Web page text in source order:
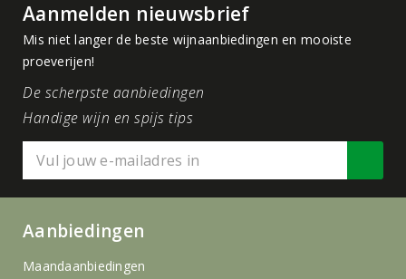
Aanmelden nieuwsbrief
Mis niet langer de beste wijnaanbiedingen en mooiste
proeverijen!
De scherpste aanbiedingen
Handige wijn en spijs tips
Aanbiedingen
Maandaanbiedingen